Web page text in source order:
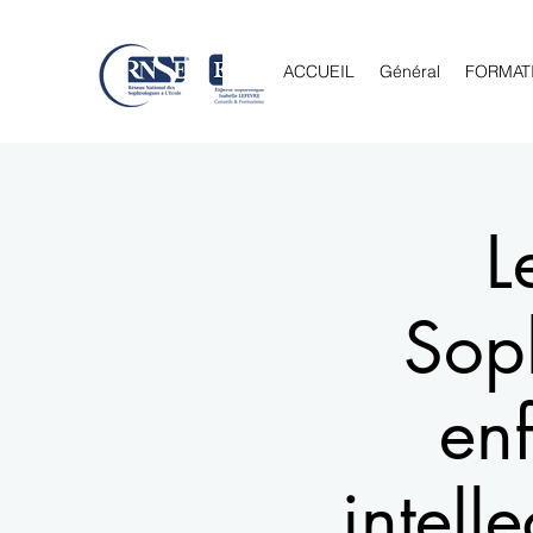
ACCUEIL Général